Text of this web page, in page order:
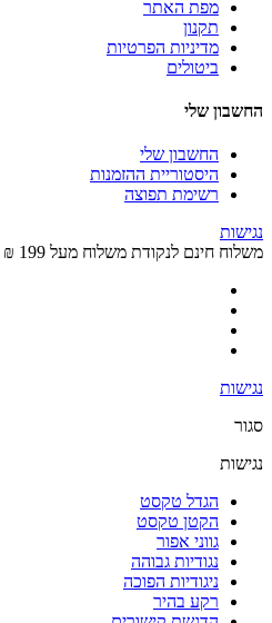
מפת האתר
תקנון
מדיניות הפרטיות
ביטולים
החשבון שלי
החשבון שלי
היסטוריית ההזמנות
רשימת תפוצה
נגישות
משלוח חינם לנקודת משלוח מעל 199 ₪
נגישות
סגור
נגישות
הגדל טקסט
הקטן טקסט
גווני אפור
נגודיות גבוהה
ניגודיות הפוכה
רקע בהיר